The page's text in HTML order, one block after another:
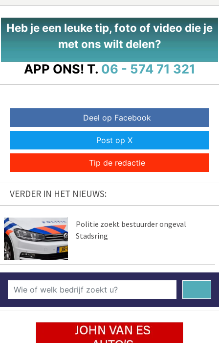
Heb je een leuke tip, foto of video die je
met ons wilt delen?
APP ONS! T. 06 - 574 71 321
Deel op Facebook
Post op X
Tip de redactie
VERDER IN HET NIEUWS:
Politie zoekt bestuurder ongeval
Stadsring